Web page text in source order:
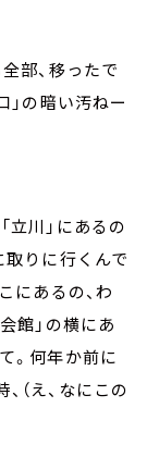
部、移ったで
」の暗い汚ねー
立川」にあるの
取りに行くんで
にあるの、わ
館」の横にあ
。何年か前に
（え、なにこの